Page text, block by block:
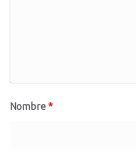
Nombre *